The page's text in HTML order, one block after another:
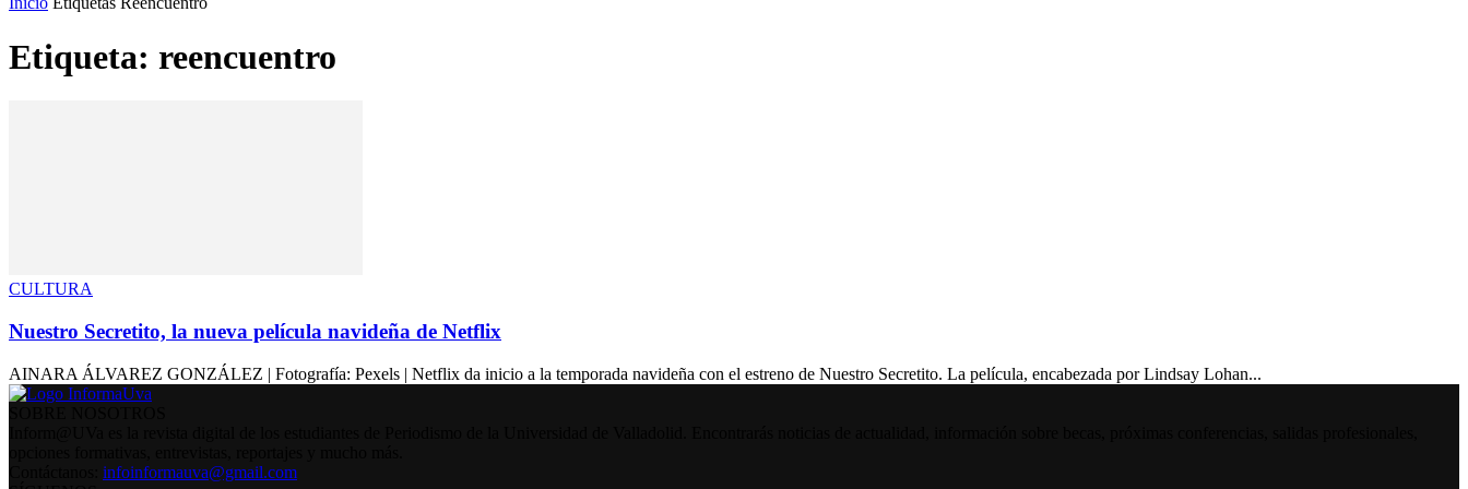
Etiqueta: reencuentro
CULTURA
Nuestro Secretito, la nueva película navideña de Netflix
AINARA ÁLVAREZ GONZÁLEZ | Fotografía: Pexels | Netflix da inicio a la temporada navideña con el estreno de Nuestro Secretito. La película, encabezada por Lindsay Lohan...
infoinformauva@gmail.com